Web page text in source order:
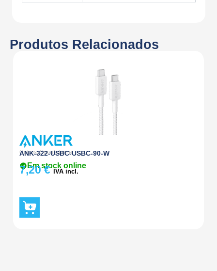
Produtos Relacionados
Cabos,Smartphone
ANK-322-USBC-USBC-90-W
Em stock online
7,20€ IVA incl.